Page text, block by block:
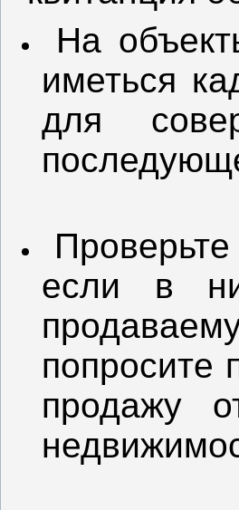
На
иметься
для
если в
попросите
продажу